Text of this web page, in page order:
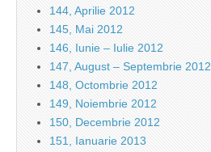
144, Aprilie 2012
145, Mai 2012
146, Iunie – Iulie 2012
147, August – Septembrie 2012
148, Octombrie 2012
149, Noiembrie 2012
150, Decembrie 2012
151, Ianuarie 2013